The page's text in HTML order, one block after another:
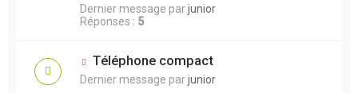
Dernier message parjunior
Réponses : 5
Téléphone compact
Dernier message parjunior